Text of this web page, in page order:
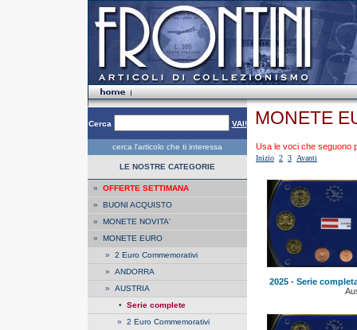
Cerca VAI!
cerca l'articolo che ti interessa
LE NOSTRE CATEGORIE
» OFFERTE SETTIMANA
» BUONI ACQUISTO
» MONETE NOVITA'
» MONETE EURO
» 2 Euro Commemorativi
» ANDORRA
» AUSTRIA
•
Serie complete
» 2 Euro Commemorativi
MONETE
Usa le voci che seguono
Inizio 2 3 Avanti
2025 - Serie